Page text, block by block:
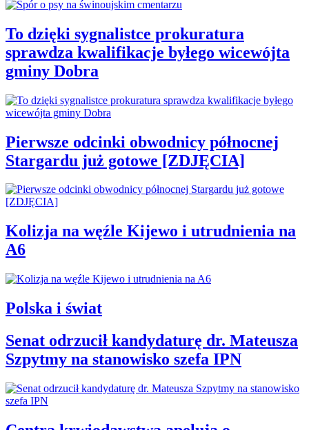
To dzięki sygnalistce prokuratura
sprawdza kwalifikacje byłego wicewójta
gminy Dobra
Pierwsze odcinki obwodnicy północnej
Stargardu już gotowe [ZDJĘCIA]
Kolizja na węźle Kijewo i utrudnienia na
A6
Polska i świat
Senat odrzucił kandydaturę dr. Mateusza
Szpytmy na stanowisko szefa IPN